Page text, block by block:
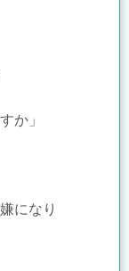
か」
になり